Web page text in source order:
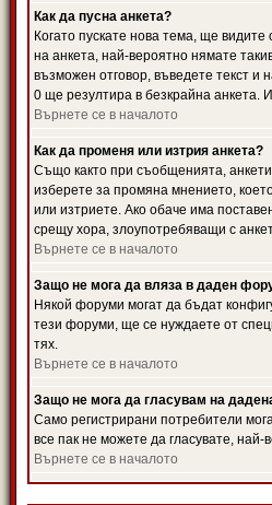
Как да пусна анкета?
Когато пускате нова тема, ще
на анкета, най-вероятно нямате
възможен отговор, въведете текст и
0 ще резултира в безкрайна анкета.
Върнете се в началото
Как да променя или изтрия анкета?
Също както при съобщенията,
изберете за промяна мнението,
или изтриете. Ако обаче има
срещу хора, злоупотребяващи с
Върнете се в началото
Защо не мога да вляза в даден
Някой форуми могат да бъдат
тези форуми, ще се нуждаете от
тях.
Върнете се в началото
Защо не мога да гласувам на
Само регистрирани потребители
все пак не можете да гласувате,
Върнете се в началото